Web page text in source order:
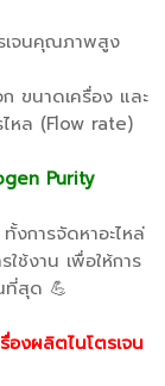
เจนคุณภาพสูง
ขนาดเครื่อง และ
หล (Flow rate)
Purity
งการจัดหาอะไหล่
ช้งาน เพื่อให้การ
ที่สุด 💪
องผลิตไนโตรเจน